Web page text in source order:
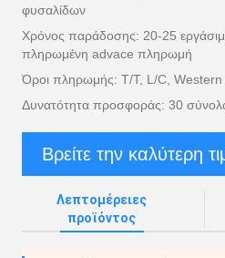
φυσαλίδων
Χρόνος παράδοσης: 20-25
πληρωμένη advace πληρωμή
Όροι πληρωμής: T/T, L/C, Western
Δυνατότητα προσφοράς: 30
Βρείτε την καλύτερη
Λεπτομέρειες
προϊόντος